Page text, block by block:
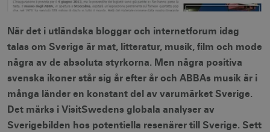
När det i utländska bloggar och internetforum idag
talas om Sverige är mat, litteratur, musik, film och mode
några av de absoluta styrkorna. Men några positiva
svenska ikoner står sig år efter år och ABBAs musik är i
många länder en konstant del av varumärket Sverige.
Det märks i VisitSwedens globala analyser av
Sverigebilden hos potentiella resenärer till Sverige. Sett